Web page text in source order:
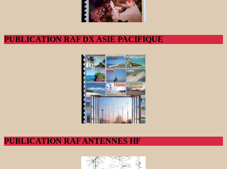
PUBLICATION RAF DX ASIE PACIFIQUE
PUBLICATION RAF ANTENNES HF